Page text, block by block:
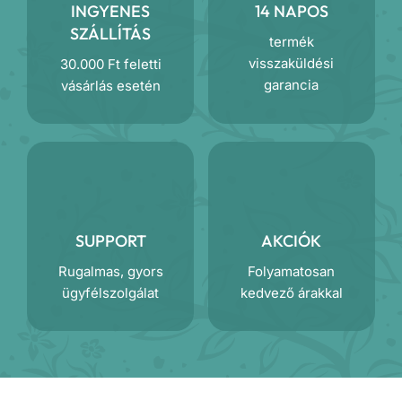
INGYENES
SZÁLLÍTÁS
30.000 Ft feletti
vásárlás esetén
14 NAPOS
termék
visszaküldési
garancia
SUPPORT
Rugalmas, gyors
ügyfélszolgálat
AKCIÓK
Folyamatosan
kedvező árakkal